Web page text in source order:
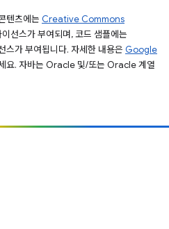
텐츠에는 Creative Commons
선스가 부여되며, 코드 샘플에는
스가 부여됩니다. 자세한 내용은 Google
요. 자바는 Oracle 및/또는 Oracle 계열